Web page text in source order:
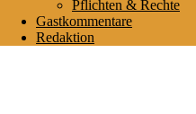
Pflichten & Rechte
Gastkommentare
Redaktion